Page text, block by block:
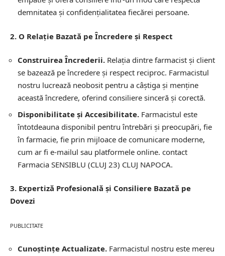
demnitatea și confidențialitatea fiecărei persoane.
2. O Relație Bazată pe Încredere și Respect
Construirea Încrederii. Relația dintre farmacist și client
se bazează pe încredere și respect reciproc. Farmacistul
nostru lucrează neobosit pentru a câștiga și menține
această încredere, oferind consiliere sinceră și corectă.
Disponibilitate și Accesibilitate. Farmacistul este
întotdeauna disponibil pentru întrebări și preocupări, fie
în farmacie, fie prin mijloace de comunicare moderne,
cum ar fi e-mailul sau platformele online. contact
Farmacia SENSIBLU (CLUJ 23) CLUJ NAPOCA.
3. Expertiză Profesională și Consiliere Bazată pe
Dovezi
PUBLICITATE
Cunoștințe Actualizate. Farmacistul nostru este mereu